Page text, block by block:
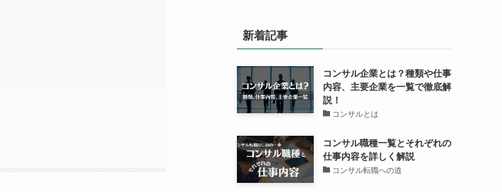
新着記事
コンサル企業とは？種類や仕事
内容、主要企業を一覧で徹底解
説！
コンサルとは
コンサル職種一覧とそれぞれの
仕事内容を詳しく解説
コンサル転職への道